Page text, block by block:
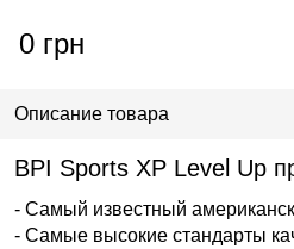
0 грн
Описание товара
BPI Sports XP Level Up
- Самый известный
- Самые высокие стандарты